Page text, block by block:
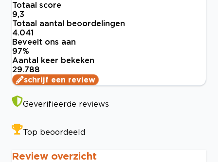
Totaal score
9,3
Totaal aantal beoordelingen
4.041
Beveelt ons aan
97%
Aantal keer bekeken
29.788
schrijf een review
Geverifieerde reviews
Top beoordeeld
Review overzicht